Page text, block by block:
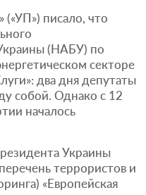
(«УП») писало, что
(НАБУ) по
секторе
два дня депутаты
собой. Однако с 12
началось
Украины
террористов и
«Европейская